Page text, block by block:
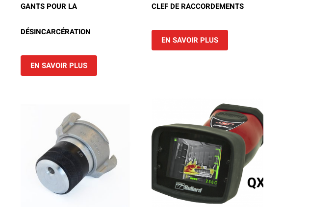
GANTS POUR LA
DÉSINCARCÉRATION
EN SAVOIR PLUS
CLEF DE RACCORDEMENTS
EN SAVOIR PLUS